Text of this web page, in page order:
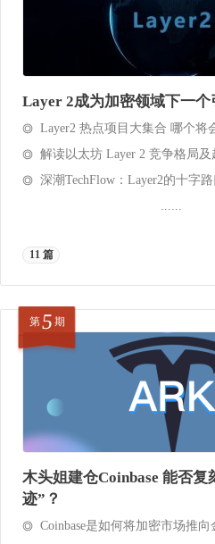
Layer 2成为加密领域下一个
解读以太坊 Layer 2 竞争格局及
深潮TechFlow：Layer2的十字
......
11 篇
木头姐建仓Coinbase 能否复
迹”？
Coinbase是如何将加密市场推
第5 期